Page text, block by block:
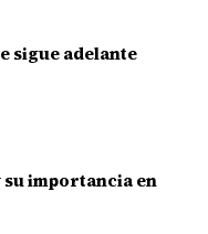
sigue adelante
importancia en